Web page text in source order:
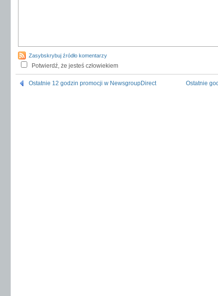
Zasybskrybuj źródło komentarzy
Potwierdź, że jesteś człowiekiem
Ostatnie 12 godzin promocji w NewsgroupDirect Ostatnie